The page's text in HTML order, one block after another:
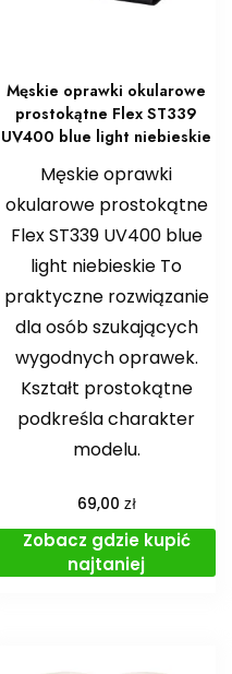
Męskie oprawki okularowe
prostokątne Flex ST339
UV400 blue light niebieskie
Męskie oprawki
okularowe prostokątne
Flex ST339 UV400 blue
light niebieskie To
praktyczne rozwiązanie
dla osób szukających
wygodnych oprawek.
Kształt prostokątne
podkreśla charakter
modelu.
69,00 zł
Zobacz gdzie kupić
najtaniej